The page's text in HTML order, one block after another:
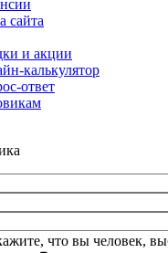
сайта
и акции
калькулятор
ответ
что вы человек,